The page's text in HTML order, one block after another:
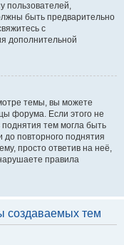
пользователей,
быть предварительно
с
дополнительной
темы, вы можете
форума. Если этого не
поднятия тем могла быть
повторного поднятия
просто ответив на неё,
правила
создаваемых тем